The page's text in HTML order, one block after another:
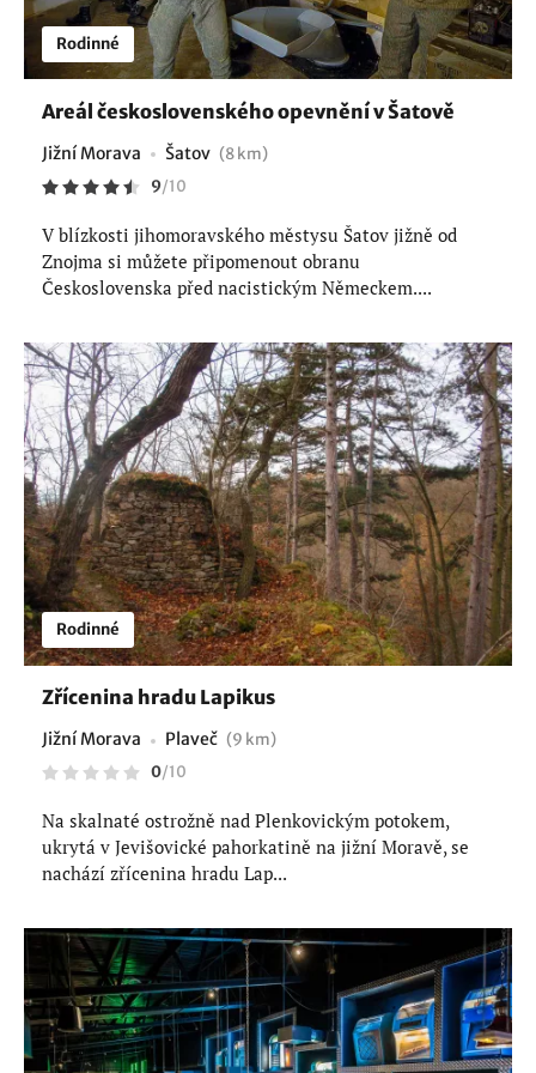
Rodinné
Areál československého opevnění v Šatově
Jižní Morava Šatov (8 km)
9/10
V blízkosti jihomoravského městysu Šatov jižně od
Znojma si můžete připomenout obranu
Československa před nacistickým Německem....
Rodinné
Zřícenina hradu Lapikus
Jižní Morava Plaveč (9 km)
0/10
Na skalnaté ostrožně nad Plenkovickým potokem,
ukrytá v Jevišovické pahorkatině na jižní Moravě, se
nachází zřícenina hradu Lap...